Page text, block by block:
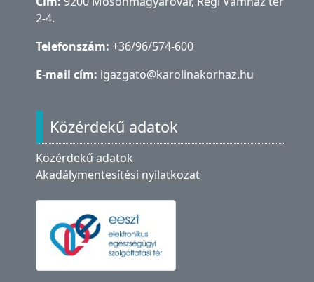
2-4.
Telefonszám: +36/96/574-600
E-mail cím: igazgato@karolinakorhaz.hu
Közérdekű adatok
Közérdekű adatok
Akadálymentesítési nyilatkozat